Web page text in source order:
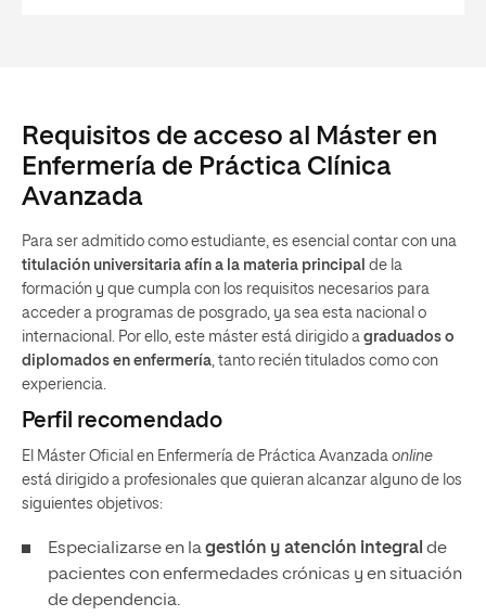
Requisitos de acceso al Máster en
Enfermería de Práctica Clínica
Avanzada
Para ser admitido como estudiante, es esencial contar con una
titulación universitaria afín a la materia principal de la
formación y que cumpla con los requisitos necesarios para
acceder a programas de posgrado, ya sea esta nacional o
internacional. Por ello, este máster está dirigido a graduados o
diplomados en enfermería, tanto recién titulados como con
experiencia.
Perfil recomendado
El Máster Oficial en Enfermería de Práctica Avanzada online
está dirigido a profesionales que quieran alcanzar alguno de los
siguientes objetivos:
Especializarse en lagestión y atención integral de
pacientes con enfermedades crónicas y en situación
de dependencia.